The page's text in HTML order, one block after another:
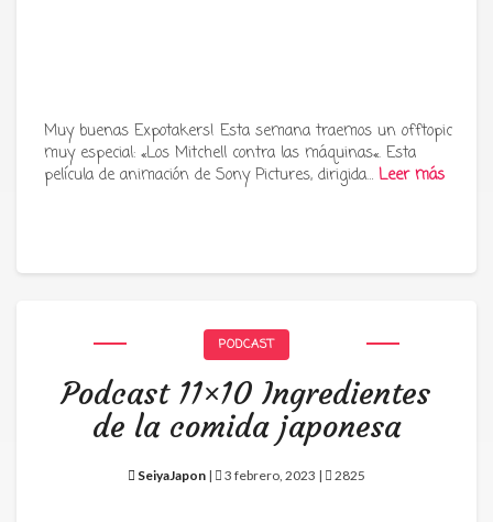
Muy buenas Expotakers! Esta semana traemos un offtopic
muy especial: «Los Mitchell contra las máquinas«. Esta
película de animación de Sony Pictures, dirigida… Leer más
PODCAST
Podcast 11×10 Ingredientes
de la comida japonesa
SeiyaJapon | 3 febrero, 2023 | 2825